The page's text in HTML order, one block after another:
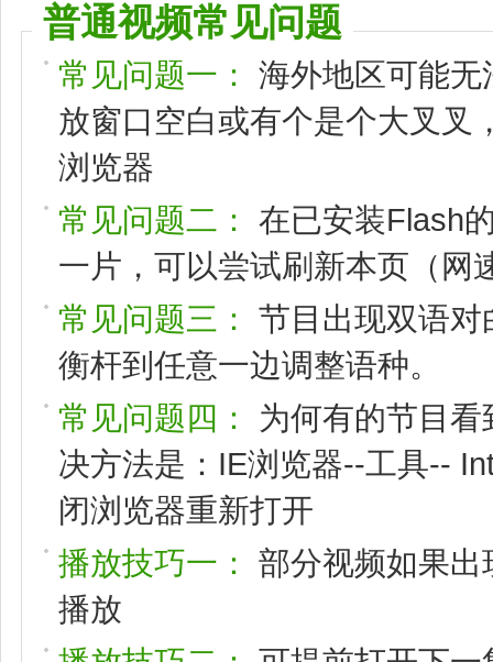
普通视频常见问题
常见问题一：
海外地区可能
放窗口空白或有个是个大叉叉
浏览器
常见问题二：
在已安装Flash
一片，可以尝试刷新本页（网
常见问题三：
节目出现双语
衡杆到任意一边调整语种。
常见问题四：
为何有的节目
决方法是：IE浏览器--工具--
闭浏览器重新打开
播放技巧一：
部分视频如果
播放